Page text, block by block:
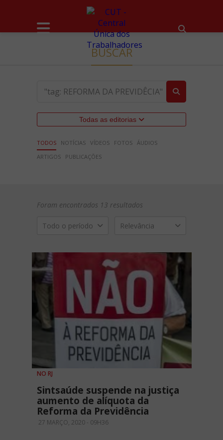
BUSCAR
Todas as editorias
TODOS NOTÍCIAS VÍDEOS FOTOS ÁUDIOS
ARTIGOS
PUBLICAÇÕES
Foram encontrados 13 resultados
Todo o período Relevância
NO RJ
Sintsaúde suspende na justiça
aumento de alíquota da
Reforma da Previdência
27 MARÇO, 2020 - 09H36